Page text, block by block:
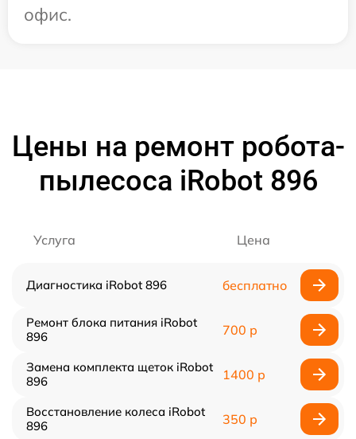
офис.
Цены на ремонт робота-
пылесоса iRobot 896
Услуга Цена
Диагностика iRobot 896 бесплатно
Ремонт блока питания iRobot
896
700 р
Замена комплекта щеток iRobot
896
1400 р
Восстановление колеса iRobot
896
350 р